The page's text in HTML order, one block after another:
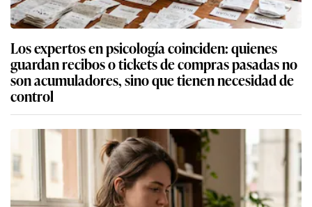
Los expertos en psicología coinciden: quienes
guardan recibos o tickets de compras pasadas no
son acumuladores, sino que tienen necesidad de
control